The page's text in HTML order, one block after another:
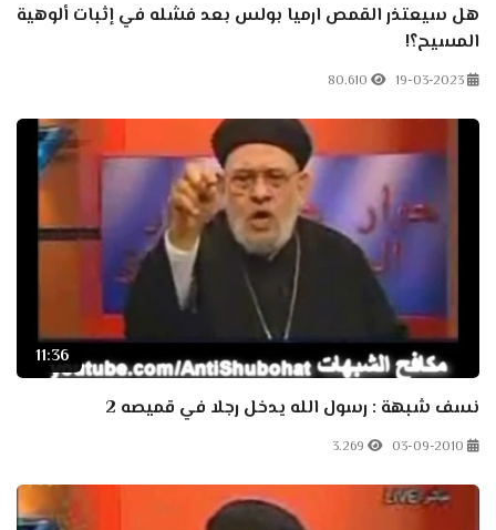
هل سيعتذر القمص ارميا بولس بعد فشله في إثبات ألوهية
المسيح؟!
19-03-2023
80.610
11:36
نسف شبهة : رسول الله يدخل رجلا في قميصه 2
03-09-2010
3.269